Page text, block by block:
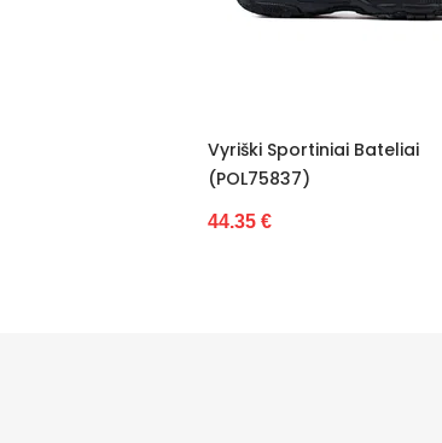
Vyriški Sportiniai Bateliai
(POL75837)